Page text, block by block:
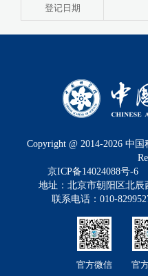
登记日期
Copyright @ 2014-2026 中国
京ICP备14024088号-6
地址：北京市朝阳区北辰
联系电话：010-
官方微信 官